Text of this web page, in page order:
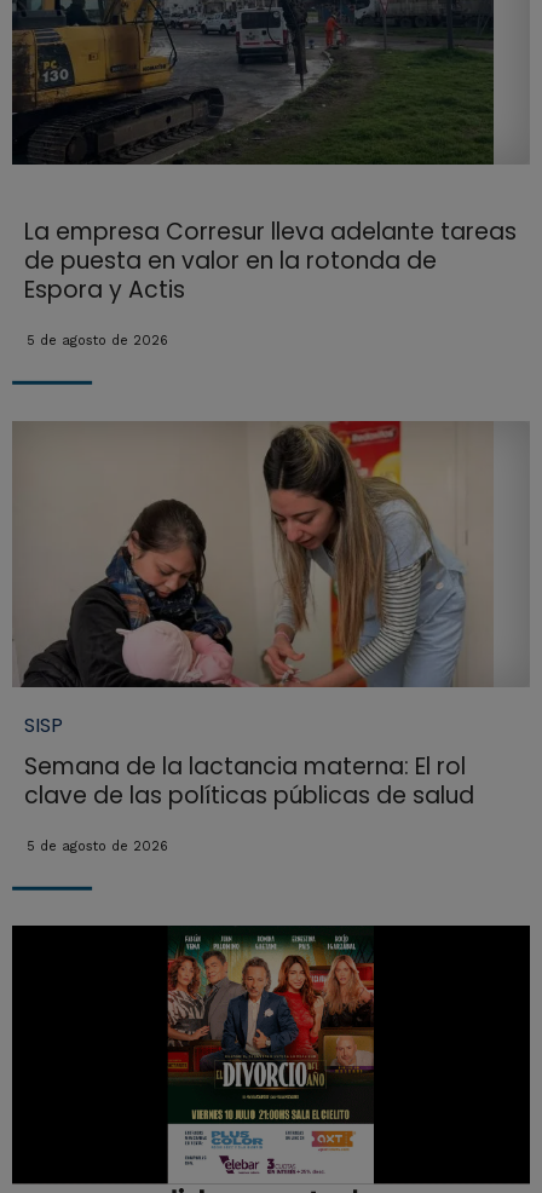
La empresa Corresur lleva adelante tareas
de puesta en valor en la rotonda de
Espora y Actis
5 de agosto de 2026
SISP
Semana de la lactancia materna: El rol
clave de las políticas públicas de salud
5 de agosto de 2026